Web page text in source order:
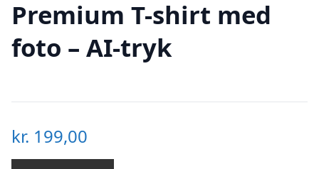
Premium T-shirt med
foto – AI-tryk
kr. 199,00